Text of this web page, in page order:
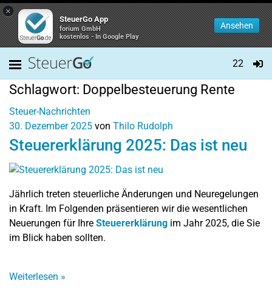
×
SteuerGo App
forium GmbH
kostenlos - In Google Play
Ansehen
22
Schlagwort: Doppelbesteuerung Rente
Steuer-Nachrichten
30. Dezember 2025 von Thilo Rudolph
Steuererklärung 2025: Das ist neu
Jährlich treten steuerliche Änderungen und Neuregelungen
in Kraft. Im Folgenden präsentieren wir die wesentlichen
Neuerungen für Ihre Steuererklärung im Jahr 2025, die Sie
im Blick haben sollten.
Weiterlesen »